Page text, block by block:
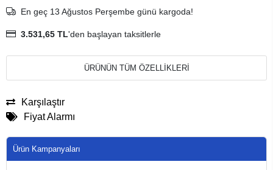
En geç 13 Ağustos Perşembe günü kargoda!
3.531,65 TL'den başlayan taksitlerle
ÜRÜNÜN TÜM ÖZELLİKLERİ
Karşılaştır
Fiyat Alarmı
Ürün Kampanyaları